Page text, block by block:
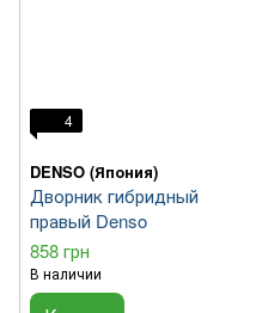
4
DENSO (Япония)
Дворник гибридный
правый Denso
858 грн
В наличии